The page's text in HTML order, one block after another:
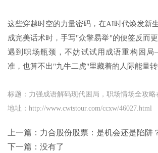
这些穿越时空的力量密码，在AI时代焕发新
成完美话术时，手写"众擎易举"的便签反而
遇到职场瓶颈，不妨试试用成语重构困
准，也算不出"九牛二虎"里藏着的人际能量转
标题：力强成语解码现代困局，职场情场全攻略
地址：http://www.cwtstour.com/ccxw/46027.html
上一篇： 力合股份股票：是机会还是陷阱？深度
下一篇：没有了